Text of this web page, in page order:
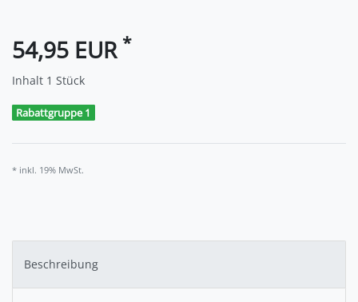
54,95 EUR *
Inhalt 1 Stück
Rabattgruppe 1
* inkl. 19% MwSt.
Beschreibung